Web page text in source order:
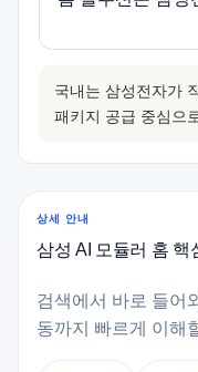
국내는 삼성전자가
패키지 공급 중심으
상세 안내
삼성 AI 모듈러 홈 핵
검색에서 바로 들어
동까지 빠르게 이해